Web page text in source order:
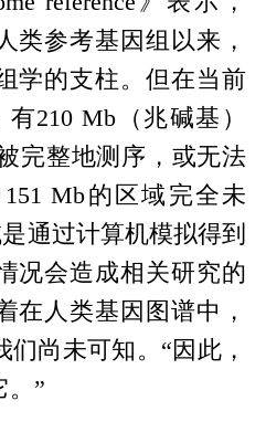
类参考基因组以来，
学的支柱。但在当前
210 Mb（兆碱基）
完整地测序，或无法
Mb的区域完全未
通过计算机模拟得到
况会造成相关研究的
在人类基因图谱中，
尚未可知。“因此，
。”